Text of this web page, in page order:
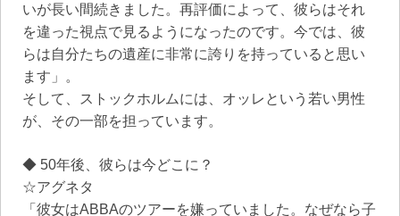
いが長い間続きました。再評価によって、彼らはそれ
を違った視点で見るようになったのです。今では、彼
らは自分たちの遺産に非常に誇りを持っていると思い
ます」。
そして、ストックホルムには、オッレという若い男性
が、その一部を担っています。
◆ 50年後、彼らは今どこに？
☆アグネタ
「彼女はABBAのツアーを嫌っていました。なぜなら子